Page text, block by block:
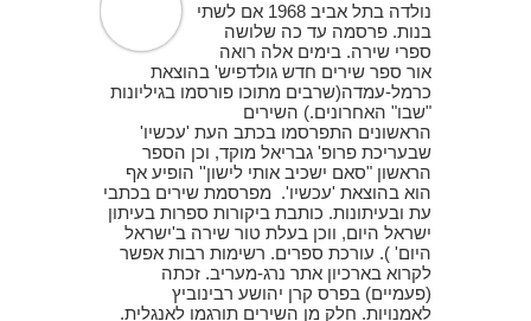
נולדה בתל אביב 1968 אם לשתי
בנות. פרסמה עד כה שלושה
ספרי שירה. בימים אלה רואה
אור ספר שירים חדש גולדפיש' בהוצאת
כרמל-עמדה(שרבים מתוכו פורסמו בגיליונות
"שבו" האחרונים.) השירים
הראשונים התפרסמו בכתב העת 'עכשיו'
שבעריכת פרופ' גבריאל מוקד, וכן הספר
הראשון "סאם ישכיב אותי לישון'' הופיע אף
הוא בהוצאת 'עכשיו'. מפרסמת שירים בכתבי
עת ובעיתונות. כותבת ביקורות ספרות בעיתון
ישראל היום, ווכן בעלת טור שירה ב'ישראל
היום' ). עורכת ספרים. רשימות רבות אפשר
לקרוא בארכיון אתר נרג-מעריב. זכתה
(פעמיים) בפרס קרן יהושע רבינוביץ
לאמנויות. חלק מן השירים תורגמו לאנגלית.